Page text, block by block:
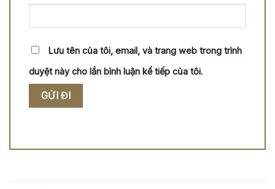
Lưu tên của tôi, email, và trang web trong trình
duyệt này cho lần bình luận kế tiếp của tôi.